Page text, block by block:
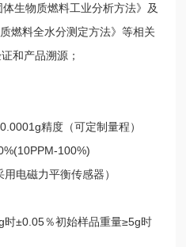
生物质燃料工业分析方法》及
燃料全水分测定方法》等相关
和产品溯源；
精度（可定制量程）
100%)
电磁力平衡传感器）
±0.05％初始样品重量≥5g时